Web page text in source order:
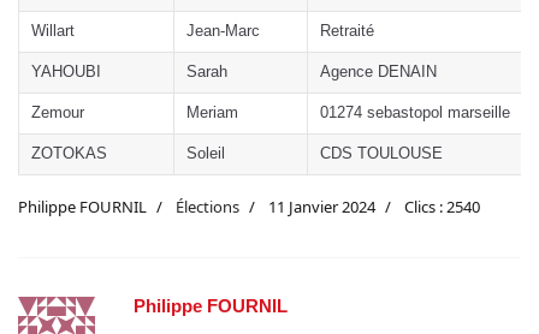
Willart Jean-Marc Retraité
YAHOUBI Sarah Agence DENAIN
Zemour Meriam 01274 sebastopol marseille
ZOTOKAS Soleil CDS TOULOUSE
Philippe FOURNIL Élections 11 Janvier 2024 Clics : 2540
Philippe FOURNIL